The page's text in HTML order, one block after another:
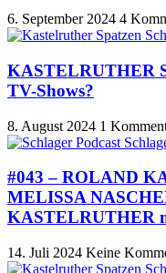
6. September 2024 4
KASTELRUTHER
TV-Shows?
8. August 2024 1
#043 – ROLAND
MELISSA
KASTELRUTHER
14. Juli 2024 Keine